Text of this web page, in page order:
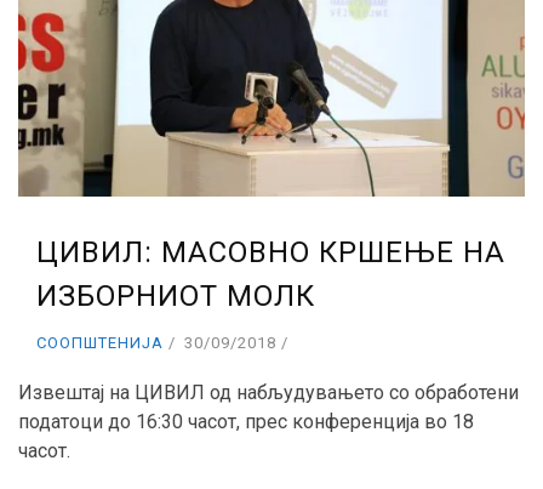
ЦИВИЛ: МАСОВНО КРШЕЊЕ НА
ИЗБОРНИОТ МОЛК
СООПШТЕНИЈА 30/09/2018
Извештај на ЦИВИЛ од набљудувањето со обработени
податоци до 16:30 часот, прес конференција во 18
часот.